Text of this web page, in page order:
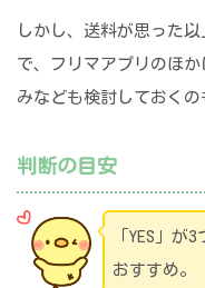
しかし、送料が思った
で、フリマアプリのほ
みなども検討しておく
判断の目安
「YES」が
おすすめ。